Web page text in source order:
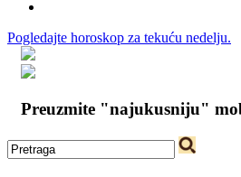
Pogledajte horoskop za tekuću nedelju.
Preuzmite "najukusniju"